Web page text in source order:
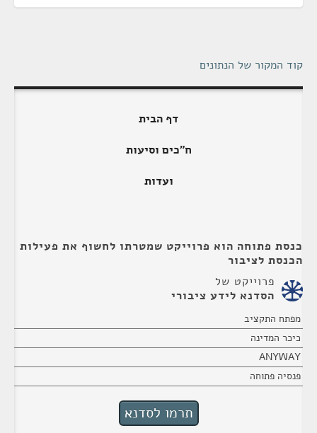
קוד המקור של הנתונים
דף הבית
ח"כים וסיעות
ועדות
כנסת פתוחה הוא פרוייקט שמטרתו לחשוף את פעילות
הכנסת לציבור
פרוייקט של
הסדנא לידע ציבורי
מפתח התקציב
כיכר המדינה
ANYWAY
פנסיה פתוחה